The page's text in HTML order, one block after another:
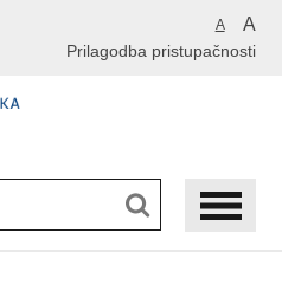
A A
Prilagodba pristupačnosti